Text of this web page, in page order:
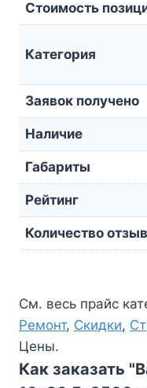
Стоимость
Категория
Заявок получено
Наличие
Габариты
Рейтинг
Количество
См. весь прайс
Ремонт, Скидки,
Цены.
Как заказать